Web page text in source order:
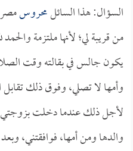
السؤال: هذا السائلمحروس
من قريبة لي؛ لأنها ملتزمة
يكون جالس في بقالته وقت
وأمها لا تصلي، وفوق ذلك
لأجل ذلك عندما دخلت بزوجتي
والدها ومن أمها، فوافقتني،